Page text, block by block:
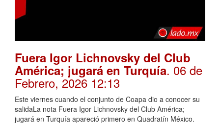
Fuera Igor Lichnovsky del Club
América; jugará en Turquía. 06 de
Febrero, 2026 12:13
Este viernes cuando el conjunto de Coapa dio a conocer su
salidaLa nota Fuera Igor Lichnovsky del Club América;
jugará en Turquía apareció primero en Quadratín México.